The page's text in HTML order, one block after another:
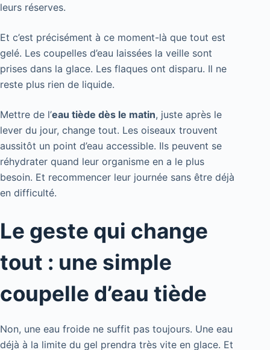
leurs réserves.
Et c’est précisément à ce moment-là que tout est
gelé. Les coupelles d’eau laissées la veille sont
prises dans la glace. Les flaques ont disparu. Il ne
reste plus rien de liquide.
Mettre de l’eau tiède dès le matin, juste après le
lever du jour, change tout. Les oiseaux trouvent
aussitôt un point d’eau accessible. Ils peuvent se
réhydrater quand leur organisme en a le plus
besoin. Et recommencer leur journée sans être déjà
en difficulté.
Le geste qui change
tout : une simple
coupelle d’eau tiède
Non, une eau froide ne suffit pas toujours. Une eau
déjà à la limite du gel prendra très vite en glace. Et